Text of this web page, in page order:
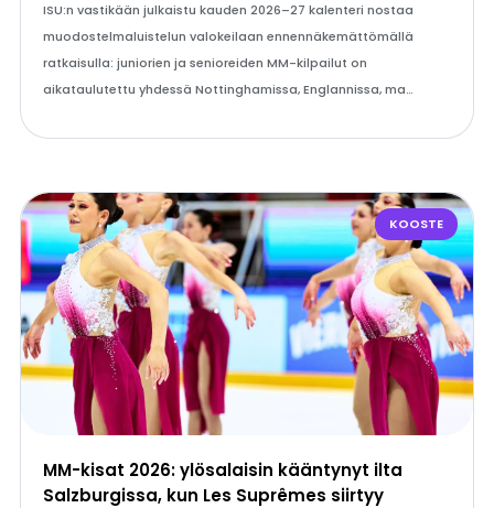
ISU:n vastikään julkaistu kauden 2026–27 kalenteri nostaa
muodostelmaluistelun valokeilaan ennennäkemättömällä
ratkaisulla: juniorien ja senioreiden MM-kilpailut on
aikataulutettu yhdessä Nottinghamissa, Englannissa, ma…
KOOSTE
MM-kisat 2026: ylösalaisin kääntynyt ilta
Salzburgissa, kun Les Suprêmes siirtyy